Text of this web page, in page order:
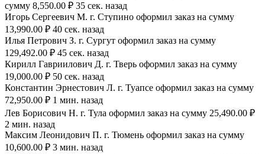
сумму 8,550.00 ₽ 35 сек. назад
Игорь Сергеевич М. г. Ступино оформил заказ на сумму
13,990.00 ₽ 40 сек. назад
Илья Петрович З. г. Сургут оформил заказ на сумму
129,492.00 ₽ 45 сек. назад
Кирилл Гавриилович Д. г. Тверь оформил заказ на сумму
19,000.00 ₽ 50 сек. назад
Константин Эрнестович Л. г. Туапсе оформил заказ на сумму
72,950.00 ₽ 1 мин. назад
Лев Борисович Н. г. Тула оформил заказ на сумму 25,490.00 ₽
2 мин. назад
Максим Леонидович П. г. Тюмень оформил заказ на сумму
10,600.00 ₽ 3 мин. назад